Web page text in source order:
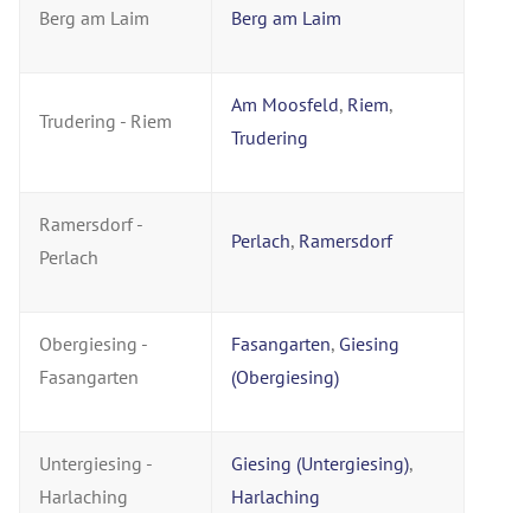
Berg am Laim Berg am Laim
Trudering - Riem
Am Moosfeld, Riem,
Trudering
Ramersdorf -
Perlach
Perlach, Ramersdorf
Obergiesing -
Fasangarten
Fasangarten, Giesing
(Obergiesing)
Untergiesing -
Harlaching
Giesing (Untergiesing),
Harlaching